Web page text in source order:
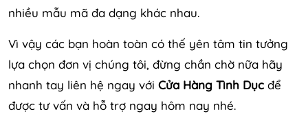
nhiều mẫu mã đa dạng khác nhau.
Vì vậy các bạn hoàn toàn có thế yên tâm tin tưởng
lựa chọn đơn vị chúng tôi, đừng chần chờ nữa hãy
nhanh tay liên hệ ngay với Cửa Hàng Tình Dục để
được tư vấn và hỗ trợ ngay hôm nay nhé.